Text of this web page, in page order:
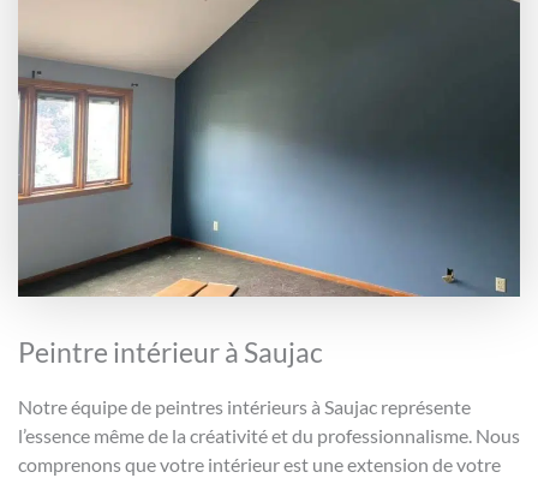
Peintre intérieur à Saujac
Notre équipe de peintres intérieurs à Saujac représente
l’essence même de la créativité et du professionnalisme. Nous
comprenons que votre intérieur est une extension de votre